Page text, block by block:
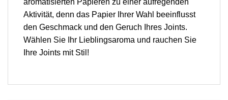
Aktivität, denn das Papier Ihrer Wahl beeinflusst
den Geschmack und den Geruch Ihres Joints.
Wählen Sie Ihr Lieblingsaroma und rauchen Sie
Ihre Joints mit Stil!